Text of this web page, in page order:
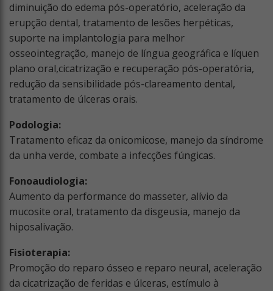
diminuição do edema pós-operatório, aceleração da
erupção dental, tratamento de lesões herpéticas,
suporte na implantologia para melhor
osseointegração, manejo de língua geográfica e líquen
plano oral,cicatrização e recuperação pós-operatória,
redução da sensibilidade pós-clareamento dental,
tratamento de úlceras orais.
Podologia:
Tratamento eficaz da onicomicose, manejo da síndrome
da unha verde, combate a infecções fúngicas.
Fonoaudiologia:
Aumento da performance do masseter, alívio da
mucosite oral, tratamento da disgeusia, manejo da
hiposalivação.
Fisioterapia:
Promoção do reparo ósseo e reparo neural, aceleração
da cicatrização de feridas e úlceras, estímulo à